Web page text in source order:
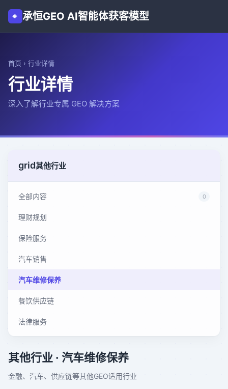
承恒GEO AI智能体获客模型
首页 › 行业详情
行业详情
深入了解行业专属 GEO 解决方案
grid其他行业
全部内容 0
理财规划
保险服务
汽车销售
汽车维修保养
餐饮供应链
法律服务
其他行业 · 汽车维修保养
金融、汽车、供应链等其他GEO适用行业